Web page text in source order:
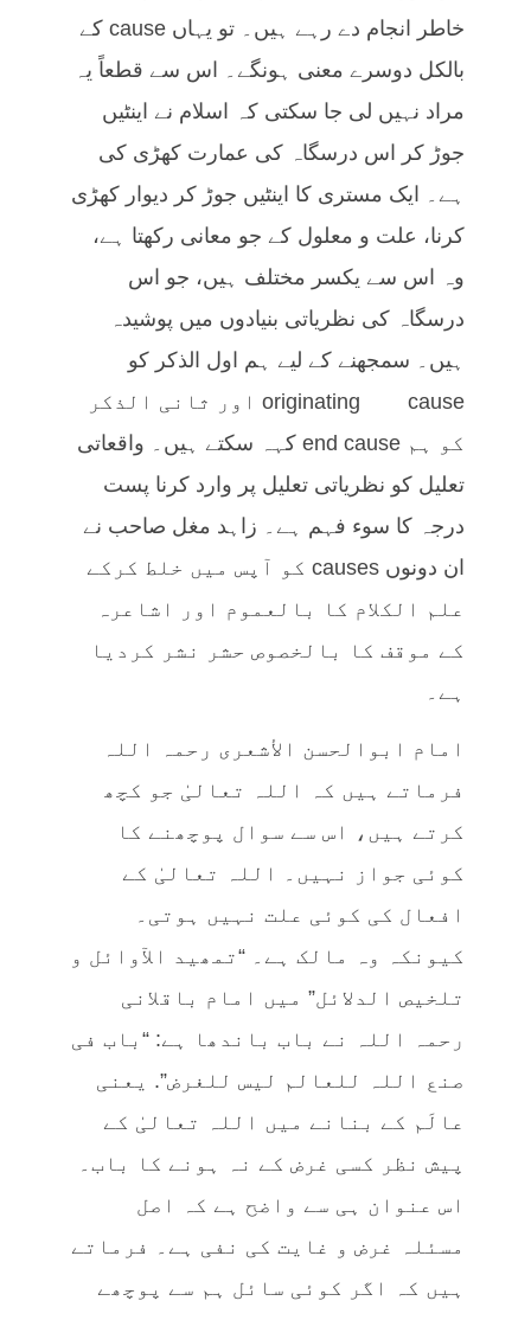
خاطر انجام دے رہے ہیں۔ تو یہاں cause کے
بالکل دوسرے معنی ہونگے۔ اس سے قطعاً یہ
مراد نہیں لی جا سکتی کہ اسلام نے اینٹیں
جوڑ کر اس درسگاہ کی عمارت کھڑی کی
ہے۔ ایک مستری کا اینٹیں جوڑ کر دیوار کھڑی
کرنا، علت و معلول کے جو معانی رکھتا ہے،
وہ اس سے یکسر مختلف ہیں، جو اس
درسگاہ کی نظریاتی بنیادوں میں پوشیدہ
ہیں۔ سمجھنے کے لیے ہم اول الذکر کو
originating cause اور ثانی الذکر
کو ہم end cause کہہ سکتے ہیں۔ واقعاتی
تعلیل کو نظریاتی تعلیل پر وارد کرنا پست
درجہ کا سوء فہم ہے۔ زاہد مغل صاحب نے
ان دونوں causes کو آپس میں خلط کرکے
علم الکلام کا بالعموم اور اشاعرہ
کے موقف کا بالخصوص حشر نشر کردیا
ہے۔
امام ابوالحسن الأشعری رحمہ اللہ
فرماتے ہیں کہ اللہ تعالیٰ جو کچھ
کرتے ہیں، اس سے سوال پوچھنے کا
کوئی جواز نہیں۔ اللہ تعالیٰ کے
افعال کی کوئی علت نہیں ہوتی۔
کیونکہ وہ مالک ہے۔ “تمھید الآوائل و
تلخیص الدلائل” میں امام باقلانی
رحمہ اللہ نے باب باندھا ہے: “باب فی
صنع اللہ للعالم لیس للغرض”. یعنی
عالَم کے بنانے میں اللہ تعالیٰ کے
پیش نظر کسی غرض کے نہ ہونے کا باب۔
اس عنوان ہی سے واضح ہے کہ اصل
مسئلہ غرض و غایت کی نفی ہے۔ فرماتے
ہیں کہ اگر کوئی سائل ہم سے پوچھے